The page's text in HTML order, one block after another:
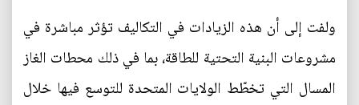
ولفت إلى أن هذه الزيادات في التكاليف تؤثر مباشرة في
مشروعات البنية التحتية للطاقة، بما في ذلك محطات الغاز
المسال التي تخطّط الولايات المتحدة للتوسع فيها خلال